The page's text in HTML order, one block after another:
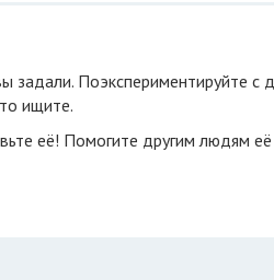
Поэкспериментируйте с
ищите.
её! Помогите другим людям